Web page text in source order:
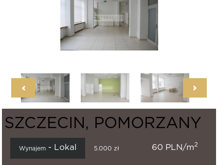
SZCZECIN, POMORZANY
Wynajem - Lokal 5.000 zł 60 PLN/m2